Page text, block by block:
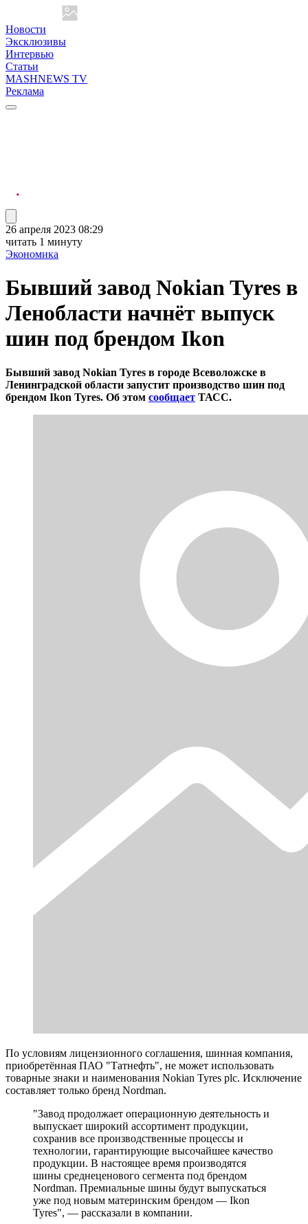
Новости
Эксклюзивы
Интервью
Статьи
MASHNEWS TV
Реклама
26 апреля 2023 08:29
читать 1 минуту
Экономика
Бывший завод Nokian Tyres в
Ленобласти начнёт выпуск
шин под брендом Ikon
Бывший завод Nokian Tyres в городе Всеволожске в
Ленинградской области запустит производство шин под
брендом Ikon Tyres. Об этом сообщает ТАСС.
По условиям лицензионного соглашения, шинная компания,
приобретённая ПАО "Татнефть", не может использовать
товарные знаки и наименования Nokian Tyres plc. Исключение
составляет только бренд Nordman.
"Завод продолжает операционную деятельность и
выпускает широкий ассортимент продукции,
сохранив все производственные процессы и
технологии, гарантирующие высочайшее качество
продукции. В настоящее время производятся
шины среднеценового сегмента под брендом
Nordman. Премиальные шины будут выпускаться
уже под новым материнским брендом — Ikon
Tyres", — рассказали в компании.